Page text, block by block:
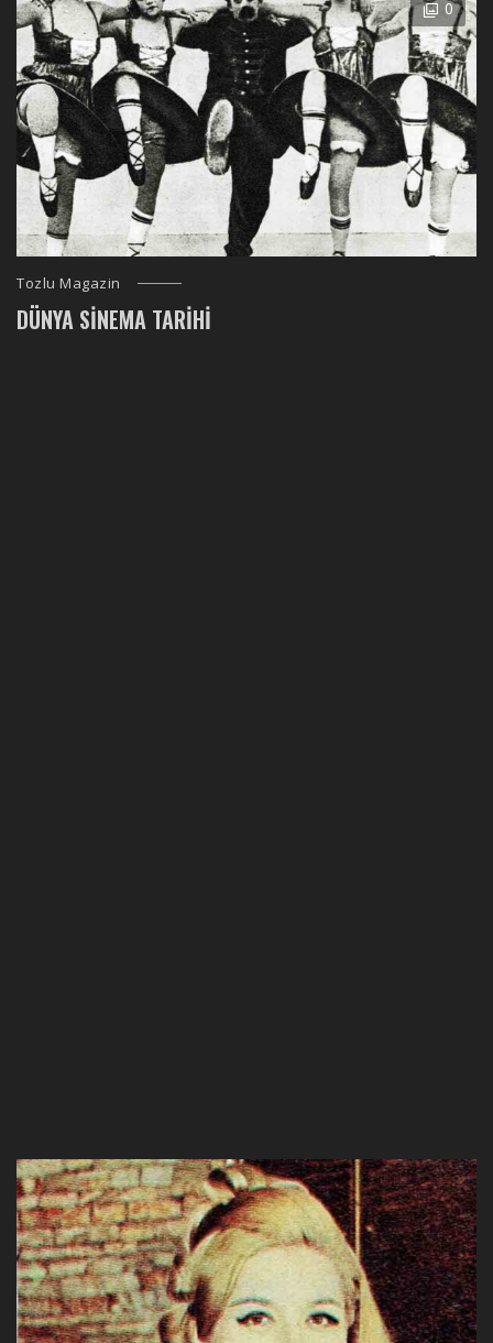
0
Tozlu Magazin
DÜNYA SINEMA TARIHI